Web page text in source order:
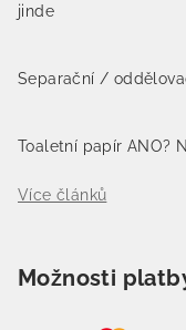
jinde
Separační /
Toaletní papír ANO?
Více článků
Možnosti